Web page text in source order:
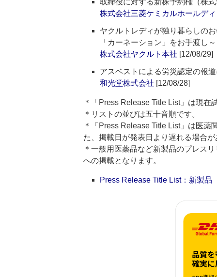
取締役に対する新株予約権（株
株式会社三菱ケミカルホールデ
ヤクルトレディが独り暮らしの
「カーネーション」をお手渡し～
株式会社ヤクルト本社 [12/08/29]
アスベストによる労災認定の報
和光堂株式会社 [12/08/28]
＊「Press Release Title List」は現在
＊リストの並びは五十音順です。
＊「Press Release Title List」は医
た、掲載日が発表日より遅れる場合
＊一般用医薬品など新製品のプレス
への掲載となります。
Press Release Title List：新製品